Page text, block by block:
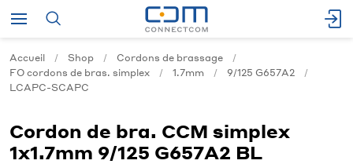
Accueil Shop
Cordons de brassage
FO cordons de bras. simplex
1.7mm
9/125 G657A2
LCAPC-SCAPC
Cordon de bra. CCM simplex
1x1.7mm 9/125 G657A2 BL